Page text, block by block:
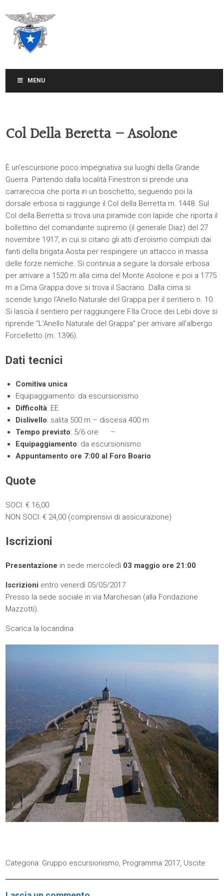
MENU
Col Della Beretta – Asolone
È un’escursione poco impegnativa sui luoghi della Grande
Guerra. Partendo dalla località Finestron si prende una
carrareccia che porta in un boschetto, seguendo poi la
dorsale erbosa si raggiunge il Col della Berretta m. 1448. Sul
Col della Berretta si trova una piramide con lapide che riporta il
bollettino del comandante supremo (il generale Diaz) del 27
novembre 1917, in cui si citano gli atti d’eroismo compiuti dai
fanti della brigata Aosta per respingere un attacco in massa
delle forze nemiche. Si continua a seguire la dorsale erbosa
per arrivare a 1520 m alla cima del Monte Asolone e poi a 1775
m a Cima Grappa dove si trova il Sacrario. Dalla cima si
scende lungo l’Anello Naturale del Grappa per il sentiero n. 10.
Si lascia il sentiero per raggiungere F.lla Croce dei Lebi dove si
riprende “L’Anello Naturale del Grappa” per arrivare all’albergo
Forcelletto (m. 1396).
Dati tecnici
Comitiva unica
Equipaggiamento: da escursionismo
Difficoltà: EE
Dislivello: salita 500 m – discesa 400 m
Tempo previsto: 5/6 ore –
Equipaggiamento: da escursionismo
Appuntamento ore 7:00 al Foro Boario
Quote
SOCI: € 16,00
NON SOCI: € 24,00 (comprensivi di assicurazione)
Iscrizioni
Presentazione in sede mercoledì 03 maggio ore 21:00
Iscrizioni entro venerdì 05/05/2017
Presso la sede sociale in via Marchesan (alla Fondazione
Mazzotti).
Scarica la locandina
Categoria: Gruppo escursionismo, Programma 2017, Uscite